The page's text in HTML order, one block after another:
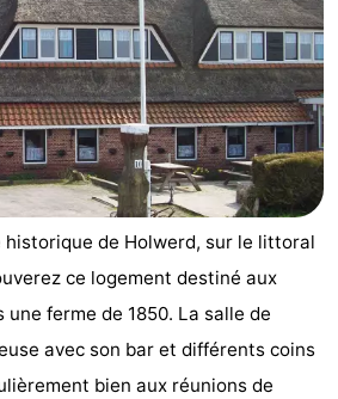
historique de Holwerd, sur le littoral
ce logement destiné aux
ferme de 1850. La salle de
avec son bar et différents coins
bien aux réunions de